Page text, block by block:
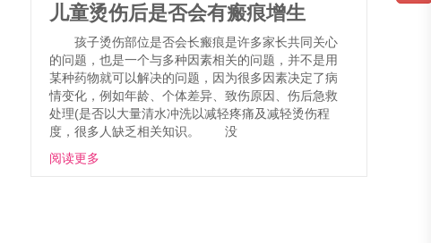
儿童烫伤后是否会有瘢痕增生
孩子烫伤部位是否会长瘢痕是许多家长共同关心
的问题，也是一个与多种因素相关的问题，并不是用
某种药物就可以解决的问题，因为很多因素决定了病
情变化，例如年龄、个体差异、致伤原因、伤后急救
处理(是否以大量清水冲洗以减轻疼痛及减轻烫伤程
度，很多人缺乏相关知识。 没
阅读更多